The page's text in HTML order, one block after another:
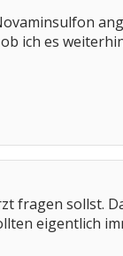
ich es
fragen sollst.
eigentlich